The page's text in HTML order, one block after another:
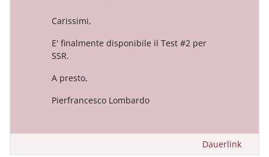
Carissimi,
E' finalmente disponibile il Test #2 per
SSR.
A presto,
Pierfrancesco Lombardo
Dauerlink